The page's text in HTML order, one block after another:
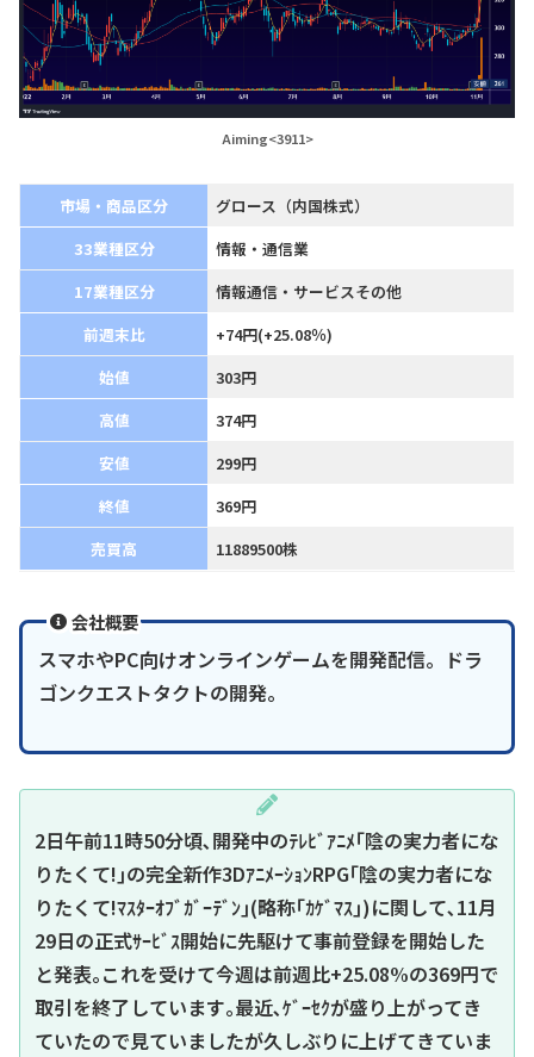
Aiming<3911>
市場・商品区分
グロース（内国株式）
33業種区分
情報・通信業
17業種区分
情報通信・サービスその他
前週末比
+74円(+25.08％)
始値
303円
高値
374円
安値
299円
終値
369円
売買高
11889500株
会社概要
スマホやPC向けオンラインゲームを開発配信。ドラ
ゴンクエストタクトの開発。
2日午前11時50分頃､開発中のﾃﾚﾋﾞｱﾆﾒ｢陰の実力者にな
りたくて!｣の完全新作3DｱﾆﾒｰｼｮﾝRPG｢陰の実力者にな
りたくて!ﾏｽﾀｰｵﾌﾞｶﾞｰﾃﾞﾝ｣(略称｢ｶｹﾞﾏｽ｣)に関して､11月
29日の正式ｻｰﾋﾞｽ開始に先駆けて事前登録を開始した
と発表｡これを受けて今週は前週比+25.08%の369円で
取引を終了しています｡最近､ｹﾞｰｾｸが盛り上がってき
ていたので見ていましたが久しぶりに上げてきていま